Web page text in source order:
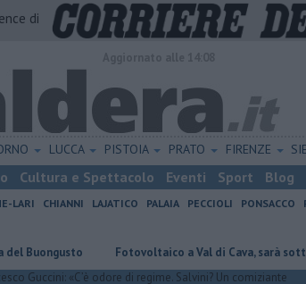
di
LUCCA PISTOIA PRATO FIRENZE
Cultura e Spettacolo Eventi Sport Blog
LARI CHIANNI LAJATICO PALAIA PECCIOLI PONSACCO
Fotovoltaico a Val di Cava, sarà sottoposto